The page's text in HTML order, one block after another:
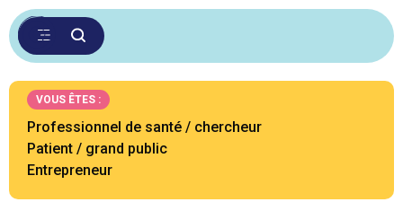
VOUS ÊTES :
Professionnel de santé / chercheur
Patient / grand public
Entrepreneur